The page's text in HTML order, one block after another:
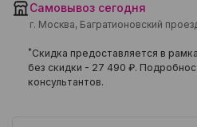
Самовывоз сегодня
г. Москва, Багратионовский
*Скидка предоставляется в
без скидки - 27 490 ₽.
консультантов.